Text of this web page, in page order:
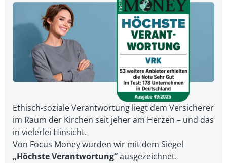
Ethisch-soziale Verantwortung liegt dem Versicherer
im Raum der Kirchen seit jeher am Herzen – und das
in vielerlei Hinsicht.
Von Focus Money wurden wir mit dem Siegel
„Höchste Verantwortung“ausgezeichnet.